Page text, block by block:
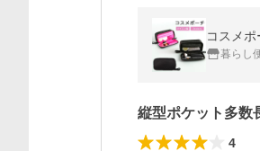
暮らし
縦型ポケット多
4